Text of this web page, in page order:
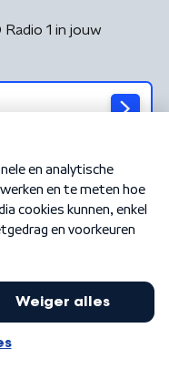
1 in jouw